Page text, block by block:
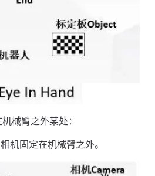
械臂之外某处：
机固定在机械臂之外。